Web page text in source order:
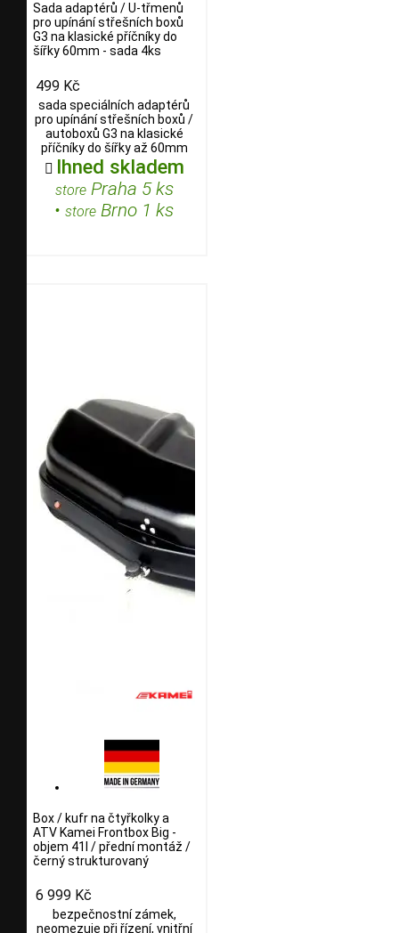
Sada adaptérů / U-třmenů
pro upínání střešních boxů
G3 na klasické příčníky do
šířky 60mm - sada 4ks
499 Kč
sada speciálních adaptérů
pro upínání střešních boxů /
autoboxů G3 na klasické
příčníky do šířky až 60mm
 Ihned skladem
storePraha 5 ks
• store Brno 1 ks
Box / kufr na čtyřkolky a
ATV Kamei Frontbox Big -
objem 41l / přední montáž /
černý strukturovaný
6 999 Kč
bezpečnostní zámek,
neomezuje při řízení, vnitřní